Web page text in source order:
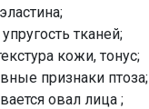
тканей;
кожи, тонус;
признаки птоза;
овал лица ;